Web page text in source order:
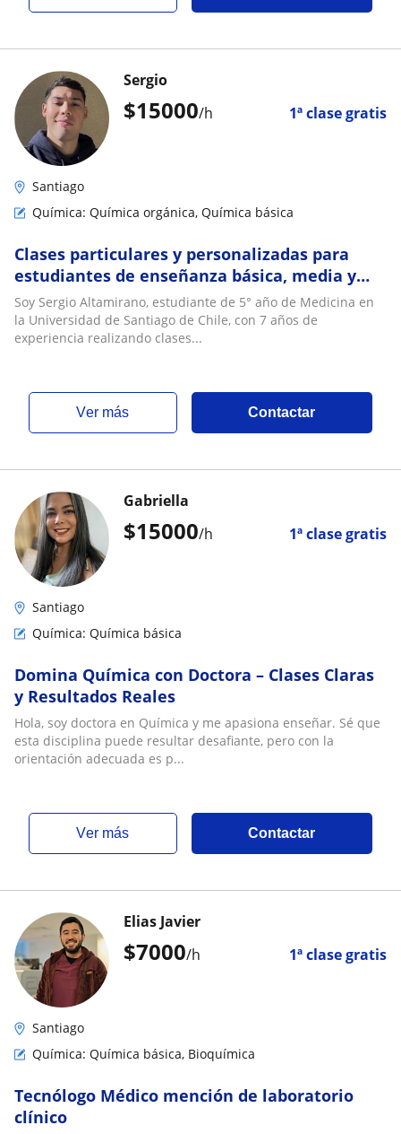
$15000/h 1ª clase gratis
Sergio
Santiago
Química: Química orgánica, Química básica
Clases particulares y personalizadas para
estudiantes de enseñanza básica, media y
PAES
Soy Sergio Altamirano, estudiante de 5° año de Medicina en
la Universidad de Santiago de Chile, con 7 años de
experiencia realizando clases...
ver más Contactar
$15000/h 1ª clase gratis
Gabriella
Santiago
Química: Química básica
Domina Química con Doctora – Clases Claras
y Resultados Reales
Hola, soy doctora en Química y me apasiona enseñar. Sé que
esta disciplina puede resultar desafiante, pero con la
orientación adecuada es p...
ver más Contactar
$7000/h 1ª clase gratis
Elias Javier
Santiago
Química: Química básica, Bioquímica
Tecnólogo Médico mención de laboratorio
clínico